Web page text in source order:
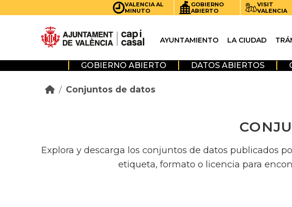
VALENCIA AL
MINUTO
GOBIERNO
ABIERTO
VISIT
VALENCIA
AYUNTAMIENTO LA CIUDAD
GOBIERNO ABIERTO DATOS ABIERTOS
Conjuntos de datos
Explora y descarga los conjuntos de datos publicados
etiqueta, formato o licencia para